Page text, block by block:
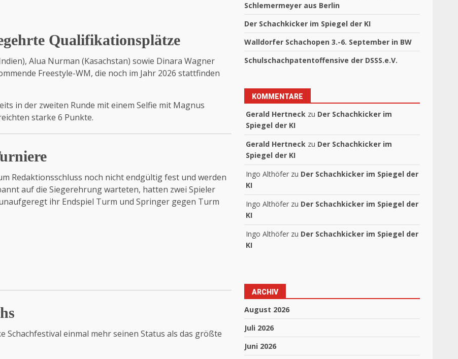
Qualifikationsplätze
Alua Nurman (Kasachstan) sowie Dinara Wagner
Freestyle-WM, die noch im Jahr 2026 stattfinden
in der zweiten Runde mit einem Selfie mit Magnus
starke 6 Punkte.
Redaktionsschluss noch nicht endgültig fest und werden
auf die Siegerehrung warteten, hatten zwei Spieler
ihr Endspiel Turm und Springer gegen Turm
einmal mehr seinen Status als das größte
Schlemermeyer aus Berlin
Der Schachkicker im Spiegel der KI
Walldorfer Schachopen 3.-6. September in BW
Schulschachpatentoffensive der DSSS.e.V.
KOMMENTARE
Gerald Hertneck zu Der Schachkicker im
Spiegel der KI
Gerald Hertneck zu Der Schachkicker im
Spiegel der KI
Ingo Althöfer zu Der Schachkicker im Spiegel der
KI
Ingo Althöfer zu Der Schachkicker im Spiegel der
KI
Ingo Althöfer zu Der Schachkicker im Spiegel der
KI
ARCHIV
August 2026
Juli 2026
Juni 2026